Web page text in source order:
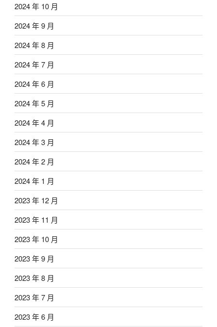
2024 年 10 月
2024 年 9 月
2024 年 8 月
2024 年 7 月
2024 年 6 月
2024 年 5 月
2024 年 4 月
2024 年 3 月
2024 年 2 月
2024 年 1 月
2023 年 12 月
2023 年 11 月
2023 年 10 月
2023 年 9 月
2023 年 8 月
2023 年 7 月
2023 年 6 月